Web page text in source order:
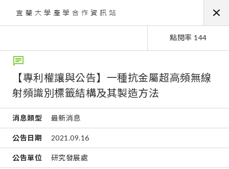
點閱率 144
【專利權讓與公告】一種抗金屬超高頻無線
射頻識別標籤結構及其製造方法
消息類型 最新消息
公告日期 2021.09.16
公告單位 研究發展處